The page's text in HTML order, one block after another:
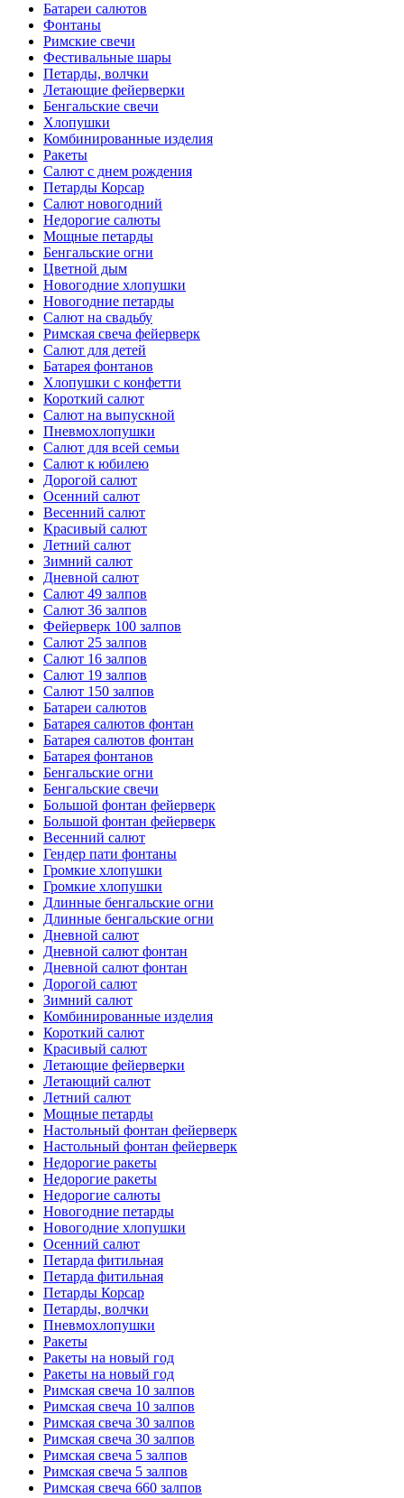
Батареи салютов
Фонтаны
Римские свечи
Фестивальные шары
Петарды, волчки
Летающие фейерверки
Бенгальские свечи
Хлопушки
Комбинированные изделия
Ракеты
Салют с днем рождения
Петарды Корсар
Салют новогодний
Недорогие салюты
Мощные петарды
Бенгальские огни
Цветной дым
Новогодние хлопушки
Новогодние петарды
Салют на свадьбу
Римская свеча фейерверк
Салют для детей
Батарея фонтанов
Хлопушки с конфетти
Короткий салют
Салют на выпускной
Пневмохлопушки
Салют для всей семьи
Салют к юбилею
Дорогой салют
Осенний салют
Весенний салют
Красивый салют
Летний салют
Зимний салют
Дневной салют
Салют 49 залпов
Салют 36 залпов
Фейерверк 100 залпов
Салют 25 залпов
Салют 16 залпов
Салют 19 залпов
Салют 150 залпов
Батареи салютов
Батарея салютов фонтан
Батарея салютов фонтан
Батарея фонтанов
Бенгальские огни
Бенгальские свечи
Большой фонтан фейерверк
Большой фонтан фейерверк
Весенний салют
Гендер пати фонтаны
Громкие хлопушки
Громкие хлопушки
Длинные бенгальские огни
Длинные бенгальские огни
Дневной салют
Дневной салют фонтан
Дневной салют фонтан
Дорогой салют
Зимний салют
Комбинированные изделия
Короткий салют
Красивый салют
Летающие фейерверки
Летающий салют
Летний салют
Мощные петарды
Настольный фонтан фейерверк
Настольный фонтан фейерверк
Недорогие ракеты
Недорогие ракеты
Недорогие салюты
Новогодние петарды
Новогодние хлопушки
Осенний салют
Петарда фитильная
Петарда фитильная
Петарды Корсар
Петарды, волчки
Пневмохлопушки
Ракеты
Ракеты на новый год
Ракеты на новый год
Римская свеча 10 залпов
Римская свеча 10 залпов
Римская свеча 30 залпов
Римская свеча 30 залпов
Римская свеча 5 залпов
Римская свеча 5 залпов
Римская свеча 660 залпов